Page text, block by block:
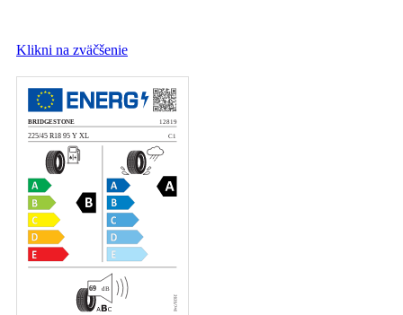
Klikni na zväčšenie